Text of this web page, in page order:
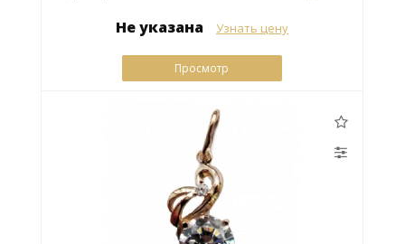
Не указана Узнать цену
Просмотр